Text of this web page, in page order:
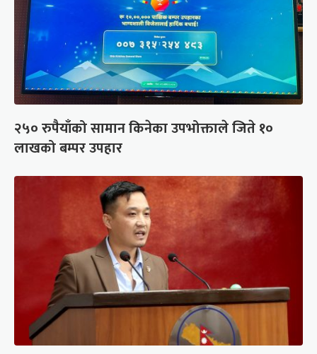
२५० रुपैयाँको सामान किनेका उपभोक्ताले जिते १०
लाखको बम्पर उपहार